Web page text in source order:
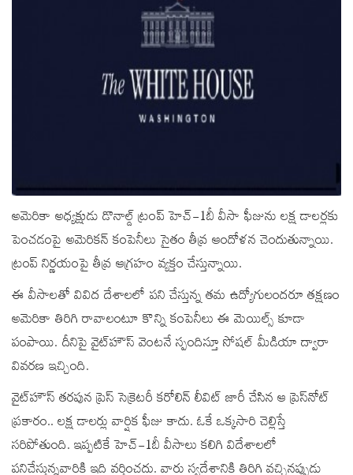
అమెరికా అధ్యక్షుడు డొనాల్డ్ ట్రంప్‌ హెచ్-1బీ వీసా ఫీజును లక్ష డాలర్లకు
పెంచడంపై అమెరికన్ కంపెనీలు సైతం తీవ్ర ఆందోళన చెందుతున్నాయి.
ట్రంప్‌ నిర్ణయంపై తీవ్ర ఆగ్రహం వ్యక్తం చేస్తున్నాయి.
ఈ వీసాలతో వివిద దేశాలలో పని చేస్తున్న తమ ఉద్యోగులందరూ తక్షణం
అమెరికా తిరిగి రావాలంటూ కొన్ని కంపెనీలు ఈ మెయిల్స్ కూడా
పంపాయి. దీనిపై వైట్‌హౌస్‌ వెంటనే స్పందిస్తూ సోషల్ మీడియా ద్వారా
వివరణ ఇచ్చింది.
వైట్‌హౌస్‌ తరపున ప్రెస్‌ సెక్రెటరీ కరోలిన్ లీవిట్‌ జారీ చేసిన ఆ ప్రెస్‌నోట్‌
ప్రకారం.. లక్ష డాలర్లు వార్షిక ఫీజు కాదు. ఓకే ఒక్కసారి చెల్లిస్తే
సరిపోతుంది. ఇప్పటికే హెచ్-1బీ వీసాలు కలిగి విదేశాలలో